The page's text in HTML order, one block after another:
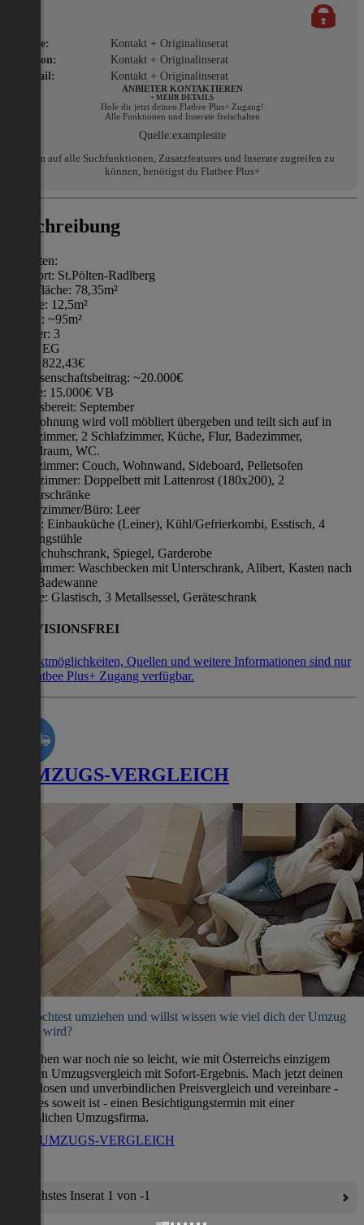
Name:
Kontakt + Originalinserat
Telefon:
Kontakt + Originalinserat
E-Mail:
Kontakt + Originalinserat
ANBIETER KONTAKTIEREN
+ MEHR DETAILS
Hole dir jetzt deinen Flatbee Plus+ Zugang!
Alle Funktionen und Inserate freischalten
Quelle:examplesite
Um auf alle Suchfunktionen, Zusatzfeatures und Inserate zugreifen zu
können, benötigst du Flatbee Plus+
Beschreibung
Eckdaten:
Wohnort: St.Pölten-Radlberg
Wohnfläche: 78,35m²
Terasse: 12,5m²
Garten: ~95m²
Zimmer: 3
Etage: EG
Miete: 822,43€
Genossenschaftsbeitrag: ~20.000€
Ablöse: 15.000€ VB
Bezugsbereit: September
Die Wohnung wird voll möbliert übergeben und teilt sich auf in
Wohnzimmer, 2 Schlafzimmer, Küche, Flur, Badezimmer,
Abstellraum, WC.
Wohnzimmer: Couch, Wohnwand, Sideboard, Pelletsofen
Schlafzimmer: Doppelbett mit Lattenrost (180x200), 2
Kleiderschränke
Kinderzimmer/Büro: Leer
Küche: Einbauküche (Leiner), Kühl/Gefrierkombi, Esstisch, 4
Schwingstühle
Flur: Schuhschrank, Spiegel, Garderobe
Badezimmer: Waschbecken mit Unterschrank, Alibert, Kasten nach
Maß, Badewanne
Terasse: Glastisch, 3 Metallsessel, Geräteschrank
PROVISIONSFREI
Kontaktmöglichkeiten, Quellen und weitere Informationen sind nur
mit Flatbee Plus+ Zugang verfügbar.
UMZUGS-VERGLEICH
Du möchtest umziehen und willst wissen wie viel dich der Umzug
kosten wird?
Umziehen war noch nie so leicht, wie mit Österreichs einzigem
direkten Umzugsvergleich mit Sofort-Ergebnis. Mach jetzt deinen
kostenlosen und unverbindlichen Preisvergleich und vereinbare -
wenn es soweit ist - einen Besichtigungstermin mit einer
verlässlichen Umzugsfirma.
ZUM UMZUGS-VERGLEICH
Nächstes Inserat 1 von -1